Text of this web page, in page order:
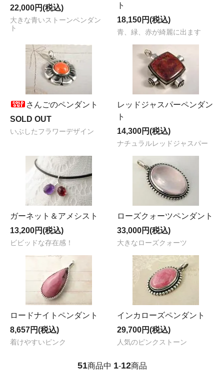
22,000円(税込)
大きな青いストーンペンダン
ト
ト
18,150円(税込)
青、緑、赤が綺麗に出ます
さんごのペンダント
SOLD OUT
いぶしたフラワーデザイン
レッドジャスパーペンダン
ト
14,300円(税込)
ナチュラルレッドジャスパー
ガーネット＆アメシスト
13,200円(税込)
ビビッドな存在感！
ローズクォーツペンダント
33,000円(税込)
大きなローズクォーツ
ロードナイトペンダント
8,657円(税込)
着けやすいピンク
インカローズペンダント
29,700円(税込)
人気のピンクストーン
51商品中 1-12商品